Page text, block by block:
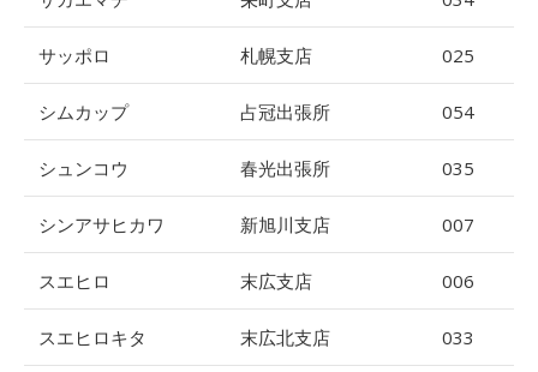
サッポロ 札幌支店 025
シムカップ 占冠出張所 054
シュンコウ 春光出張所 035
シンアサヒカワ 新旭川支店 007
スエヒロ 末広支店 006
スエヒロキタ 末広北支店 033